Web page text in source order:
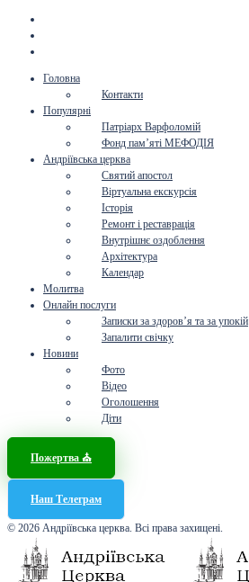
Головна
Контакти
Популярні
Патріарх Варфоломій
Фонд пам’яті МЕФОДІЯ
Андріївська церква
Святий апостол
Віртуальна екскурсія
Історія
Ремонт і реставрація
Внутрішнє оздоблення
Архітектура
Календар
Молитва
Онлайн послуги
Записки за здоров’я та за упокій
Запалити свічку
Новини
Фото
Відео
Оголошення
Діти
Пожертва ⛪️
Наш Телеграм
© 2026 Андріївська церква. Всі права захищені.